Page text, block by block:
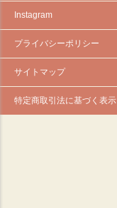
Instagram
プライバシーポリシー
サイトマップ
特定商取引法に基づく表示